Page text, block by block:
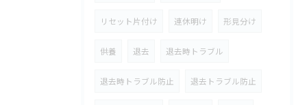
リセット片付け 連休明け 形見分け
供養 退去 退去時トラブル
退去時トラブル防止 退去トラブル防止